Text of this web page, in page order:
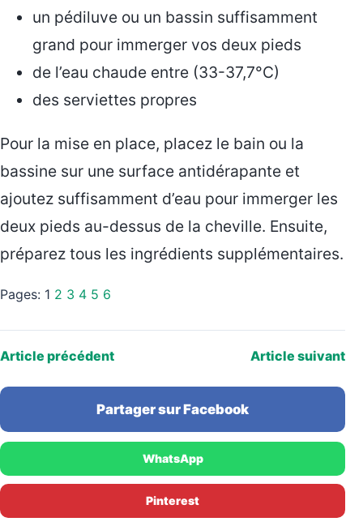
un pédiluve ou un bassin suffisamment
grand pour immerger vos deux pieds
de l’eau chaude entre (33-37,7°C)
des serviettes propres
Pour la mise en place, placez le bain ou la
bassine sur une surface antidérapante et
ajoutez suffisamment d’eau pour immerger les
deux pieds au-dessus de la cheville. Ensuite,
préparez tous les ingrédients supplémentaires.
Pages: 1 2 3 4 5 6
Article précédent Article suivant
Partager sur Facebook
WhatsApp
Pinterest